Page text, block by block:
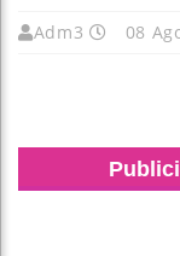
Adm3 08